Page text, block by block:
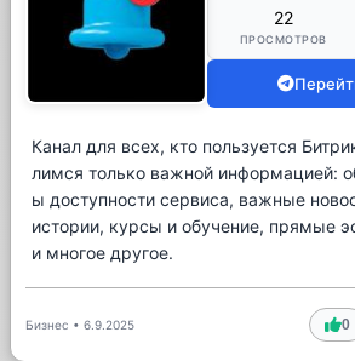
22
ПРОСМОТРОВ
Канал для всех, кто пользуется
лимся только важной информацией:
ы доступности сервиса, важные
истории, курсы и обучение, прямые
и многое другое.
Бизнес • 6.9.2025 0